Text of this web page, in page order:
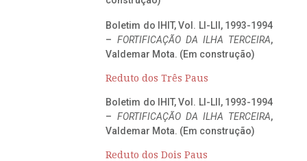
Boletim do IHIT, Vol. LI-LII, 1993-1994
– FORTIFICAÇÃO DA ILHA TERCEIRA,
Valdemar Mota. (Em construção)
Reduto dos Três Paus
Boletim do IHIT, Vol. LI-LII, 1993-1994
– FORTIFICAÇÃO DA ILHA TERCEIRA,
Valdemar Mota. (Em construção)
Reduto dos Dois Paus